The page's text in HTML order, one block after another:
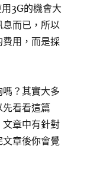
3G的機會大
而已，所以
用，而是採
？其實大多
先看看這篇
文章中有針對
章後你會覺